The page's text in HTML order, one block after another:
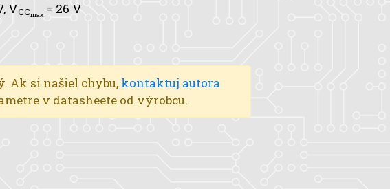
VCCmax = 26 V
Ak si našiel chybu, kontaktuj autora
v datasheete od výrobcu.